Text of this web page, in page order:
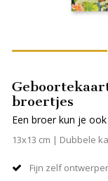
broertjes
Een broer kun je
13x13 cm | Dubbele
Fijn zelf